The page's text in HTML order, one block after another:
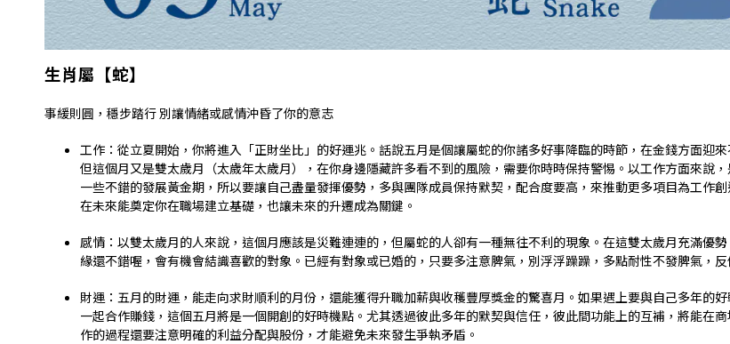
生肖屬【蛇】
事緩則圓，穩步踏行 別讓情緒或感情沖昏了你的意志
工作：從立夏開始，你將進入「正財坐比」的好運兆。話說五月是個讓屬蛇的你諸多好事降臨的時節，在金錢方面迎
但這個月又是雙太歲月（太歲年太歲月），在你身邊隱藏許多看不到的風險，需要你時時保持警惕。以工作方面來說
一些不錯的發展黃金期，所以要讓自己盡量發揮優勢，多與團隊成員保持默契，配合度要高，來推動更多項目為工作
在未來能奠定你在職場建立基礎，也讓未來的升遷成為關鍵。
感情：以雙太歲月的人來說，這個月應該是災難連連的，但屬蛇的人卻有一種無往不利的現象。在這雙太歲月充滿優
緣還不錯喔，會有機會結識喜歡的對象。已經有對象或已婚的，只要多注意脾氣，別浮浮躁躁，多點耐性不發脾氣，反
財運：五月的財運，能走向求財順利的月份，還能獲得升職加薪與收穫豐厚獎金的驚喜月。如果遇上要與自己多年的
一起合作賺錢，這個五月將是一個開創的好時機點。尤其透過彼此多年的默契與信任，彼此間功能上的互補，將能在
作的過程還要注意明確的利益分配與股份，才能避免未來發生爭執矛盾。